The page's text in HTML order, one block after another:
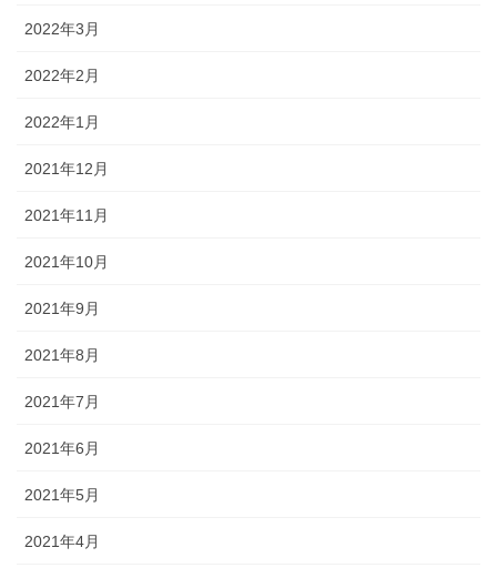
2022年3月
2022年2月
2022年1月
2021年12月
2021年11月
2021年10月
2021年9月
2021年8月
2021年7月
2021年6月
2021年5月
2021年4月